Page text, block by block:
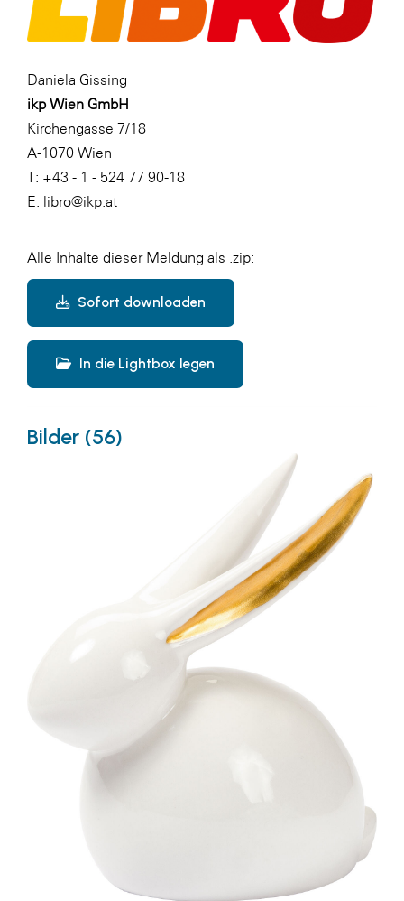
Daniela Gissing
ikp Wien GmbH
Kirchengasse 7/18
A-1070 Wien
T: +43 - 1 - 524 77 90-18
E: libro@ikp.at
Alle Inhalte dieser Meldung als .zip:
Sofort downloaden
In die Lightbox legen
Bilder (56)